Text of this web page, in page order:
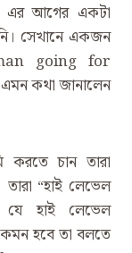
এর আগের একটা
সেখানে একজন
going for
কথা জানালেন
চান তারা
‌‍“হাই লেভেল
যে হাই লেভেল
হবে তা বলতে